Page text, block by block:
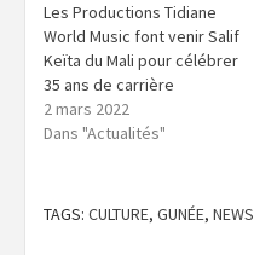
Les Productions Tidiane
World Music font venir Salif
Keïta du Mali pour célébrer
35 ans de carrière
2 mars 2022
Dans "Actualités"
TAGS: CULTURE, GUNÉE, NEWS